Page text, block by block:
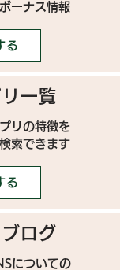
ーナス情報
る
一覧
リの特徴を
索できます
る
ログ
についての